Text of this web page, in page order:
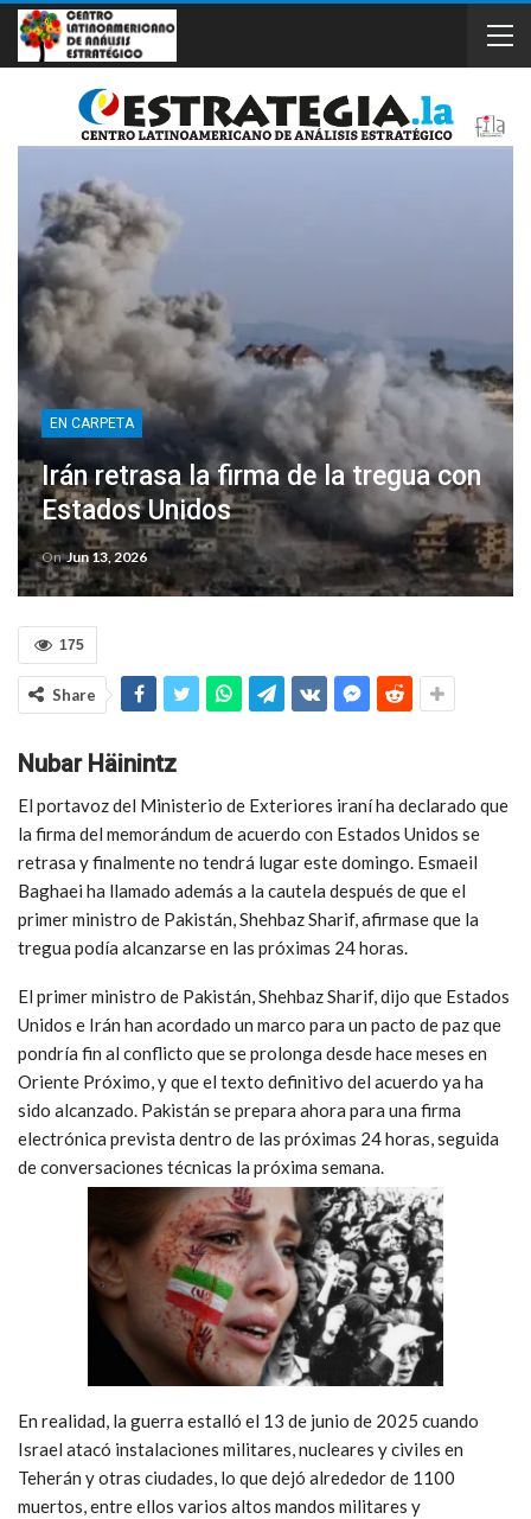
EN CARPETA
Irán retrasa la firma de la tregua con
Estados Unidos
OnJun 13, 2026
175
Share
Nubar Häinintz
El portavoz del Ministerio de Exteriores iraní ha declarado que
la firma del memorándum de acuerdo con Estados Unidos se
retrasa y finalmente no tendrá lugar este domingo. Esmaeil
Baghaei ha llamado además a la cautela después de que el
primer ministro de Pakistán, Shehbaz Sharif, afirmase que la
tregua podía alcanzarse en las próximas 24 horas.
El primer ministro de Pakistán, Shehbaz Sharif, dijo que Estados
Unidos e Irán han acordado un marco para un pacto de paz que
pondría fin al conflicto que se prolonga desde hace meses en
Oriente Próximo, y que el texto definitivo del acuerdo ya ha
sido alcanzado. Pakistán se prepara ahora para una firma
electrónica prevista dentro de las próximas 24 horas, seguida
de conversaciones técnicas la próxima semana.
En realidad, la guerra estalló el 13 de junio de 2025 cuando
Israel atacó instalaciones militares, nucleares y civiles en
Teherán y otras ciudades, lo que dejó alrededor de 1100
muertos, entre ellos varios altos mandos militares y